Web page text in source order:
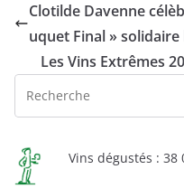
Clotilde Davenne
uquet Final »
Les Vins Extrêmes
Vins dégustés : 38